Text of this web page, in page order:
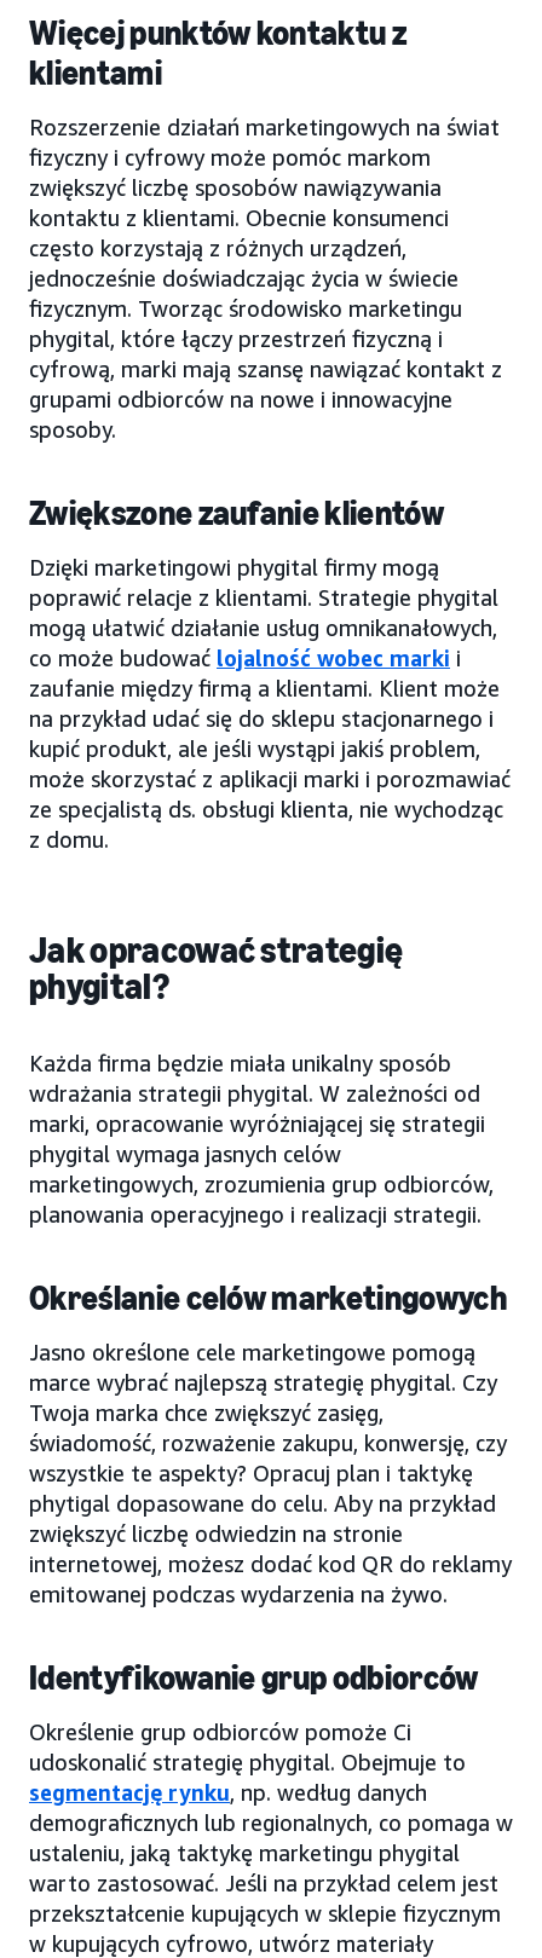
Więcej punktów kontaktu z
klientami
Rozszerzenie działań marketingowych na świat
fizyczny i cyfrowy może pomóc markom
zwiększyć liczbę sposobów nawiązywania
kontaktu z klientami. Obecnie konsumenci
często korzystają z różnych urządzeń,
jednocześnie doświadczając życia w świecie
fizycznym. Tworząc środowisko marketingu
phygital, które łączy przestrzeń fizyczną i
cyfrową, marki mają szansę nawiązać kontakt z
grupami odbiorców na nowe i innowacyjne
sposoby.
Zwiększone zaufanie klientów
Dzięki marketingowi phygital firmy mogą
poprawić relacje z klientami. Strategie phygital
mogą ułatwić działanie usług omnikanałowych,
co może budować lojalność wobec marki i
zaufanie między firmą a klientami. Klient może
na przykład udać się do sklepu stacjonarnego i
kupić produkt, ale jeśli wystąpi jakiś problem,
może skorzystać z aplikacji marki i porozmawiać
ze specjalistą ds. obsługi klienta, nie wychodząc
z domu.
Jak opracować strategię
phygital?
Każda firma będzie miała unikalny sposób
wdrażania strategii phygital. W zależności od
marki, opracowanie wyróżniającej się strategii
phygital wymaga jasnych celów
marketingowych, zrozumienia grup odbiorców,
planowania operacyjnego i realizacji strategii.
Określanie celów marketingowych
Jasno określone cele marketingowe pomogą
marce wybrać najlepszą strategię phygital. Czy
Twoja marka chce zwiększyć zasięg,
świadomość, rozważenie zakupu, konwersję, czy
wszystkie te aspekty? Opracuj plan i taktykę
phytigal dopasowane do celu. Aby na przykład
zwiększyć liczbę odwiedzin na stronie
internetowej, możesz dodać kod QR do reklamy
emitowanej podczas wydarzenia na żywo.
Identyfikowanie grup odbiorców
Określenie grup odbiorców pomoże Ci
udoskonalić strategię phygital. Obejmuje to
segmentację rynku, np. według danych
demograficznych lub regionalnych, co pomaga w
ustaleniu, jaką taktykę marketingu phygital
warto zastosować. Jeśli na przykład celem jest
przekształcenie kupujących w sklepie fizycznym
w kupujących cyfrowo, utwórz materiały